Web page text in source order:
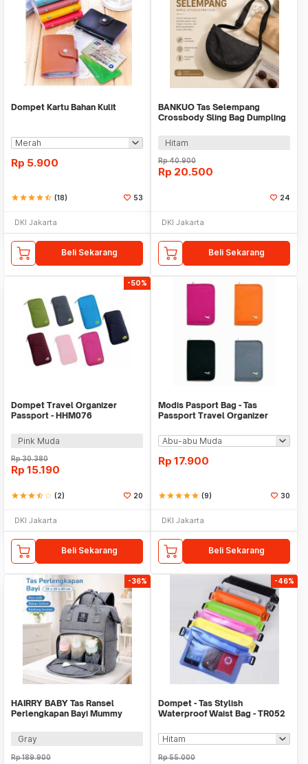
Dompet Kartu Bahan Kulit
Rp 5.900
starstarstarstarstar_half (18) 53
DKI Jakarta
Beli Sekarang
BANKUO Tas Selempang
Crossbody Sling Bag Dumpling
Hitam
Rp40.900
Rp 20.500
24
DKI Jakarta
Beli Sekarang
-50%
Dompet Travel Organizer
Passport - HHM076
Pink Muda
Rp30.380
Rp 15.190
starstarstarstar_halfstar_border (2) 20
DKI Jakarta
Beli Sekarang
Modis Pasport Bag - Tas
Passport Travel Organizer
Rp 17.900
starstarstarstarstar (9) 30
DKI Jakarta
Beli Sekarang
-36%
HAIRRY BABY Tas Ransel
Perlengkapan Bayi Mummy
Gray
Rp189.900
-46%
Dompet - Tas Stylish
Waterproof Waist Bag - TR052
Rp55.000